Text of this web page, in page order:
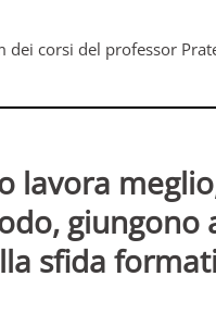
dei corsi del professor
lavora
giungono
sfida